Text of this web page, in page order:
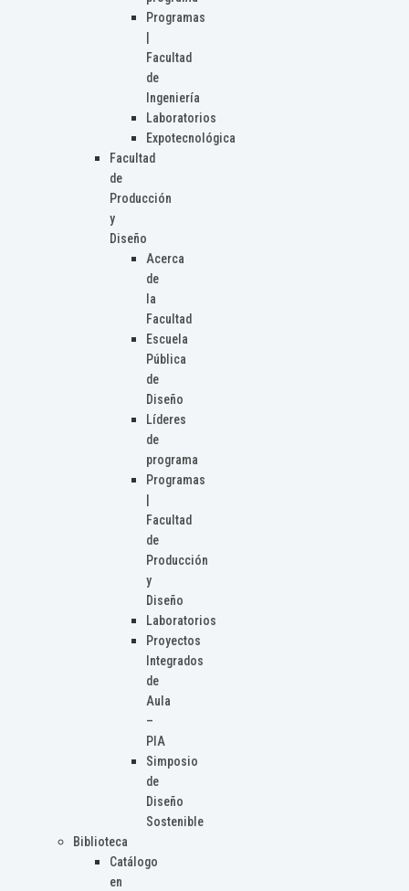
Programas
Facultad
de
Ingeniería
Laboratorios
Expotecnológica
Facultad
de
Producción
y
Diseño
Acerca
de
la
Facultad
Escuela
Pública
de
Diseño
Líderes
de
programa
Programas
Facultad
de
Producción
y
Diseño
Laboratorios
Proyectos
Integrados
de
Aula
–
PIA
Simposio
de
Diseño
Sostenible
Biblioteca
Catálogo
en